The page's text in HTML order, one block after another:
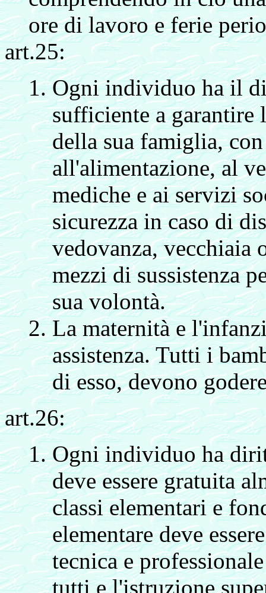
ore di lavoro e ferie
art.25:
Ogni individuo ha il
sufficiente a garantire
della sua famiglia,
all'alimentazione, al
mediche e ai servizi
sicurezza in caso di
vedovanza, vecchiaia
mezzi di sussistenza
sua volontà.
La maternità e
assistenza. Tutti i
di esso, devono
art.26:
Ogni individuo ha
deve essere gratuita
classi elementari e
elementare deve
tecnica e
tutti e l'istruzione